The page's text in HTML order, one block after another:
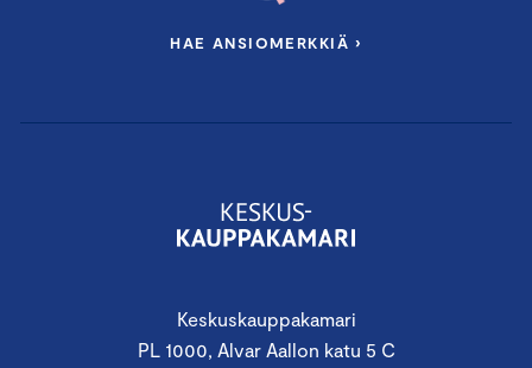
Keskuskauppakamari
PL 1000, Alvar Aallon katu 5 C
HAE ANSIOMERKKIÄ ›